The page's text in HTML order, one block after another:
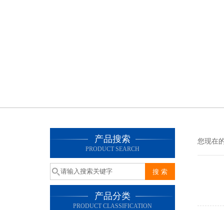
产品搜索
PRODUCT SEARCH
产品分类
PRODUCT CLASSIFICATION
您现在的